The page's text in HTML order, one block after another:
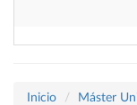
Inicio
Máster